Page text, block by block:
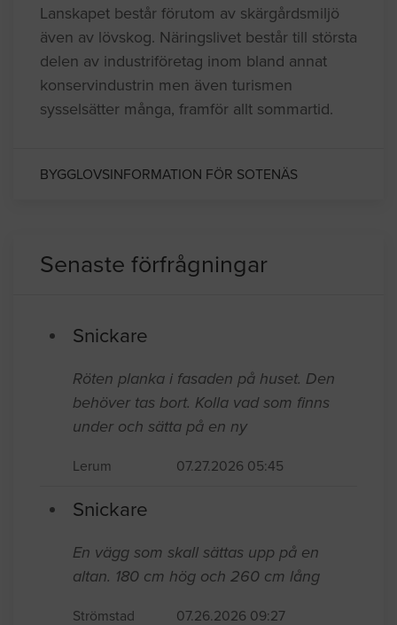
Lanskapet består förutom av skärgårdsmiljö
även av lövskog. Näringslivet består till största
delen av industriföretag inom bland annat
konservindustrin men även turismen
sysselsätter många, framför allt sommartid.
BYGGLOVSINFORMATION FÖR SOTENÄS
Senaste förfrågningar
Snickare
Röten planka i fasaden på huset. Den
behöver tas bort. Kolla vad som finns
under och sätta på en ny
Lerum 07.27.2026 05:45
Snickare
En vägg som skall sättas upp på en
altan. 180 cm hög och 260 cm lång
Strömstad 07.26.2026 09:27